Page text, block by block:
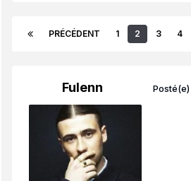
PRÉCÉDENT 1 2 3 4
Fulenn Posté(e)